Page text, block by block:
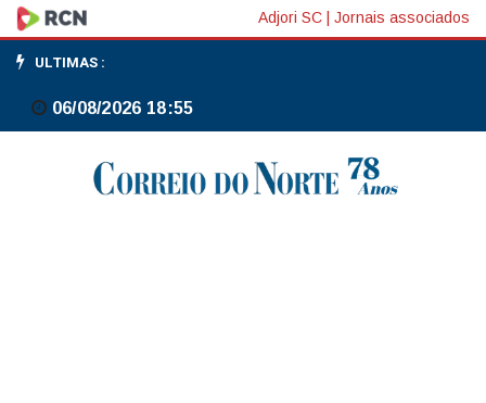
BNDES
defende
novo
Plano
Brasil
Adjori SC Jornais associados
ULTIMAS :
06/08/2026 18:55